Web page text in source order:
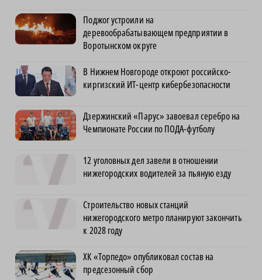
Поджог устроили на
деревообрабатывающем предприятии в
Воротынском округе
В Нижнем Новгороде откроют российско-
киргизский ИТ-центр кибербезопасности
Дзержинский «Парус» завоевал серебро на
Чемпионате России по ПОДА-футболу
12 уголовных дел завели в отношении
нижегородских водителей за пьяную езду
Строительство новых станций
нижегородского метро планируют закончить
к 2028 году
ХК «Торпедо» опубликовал состав на
предсезонный сбор